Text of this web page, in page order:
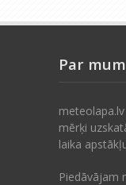
Par
mērķi
laika
Piedāvājam